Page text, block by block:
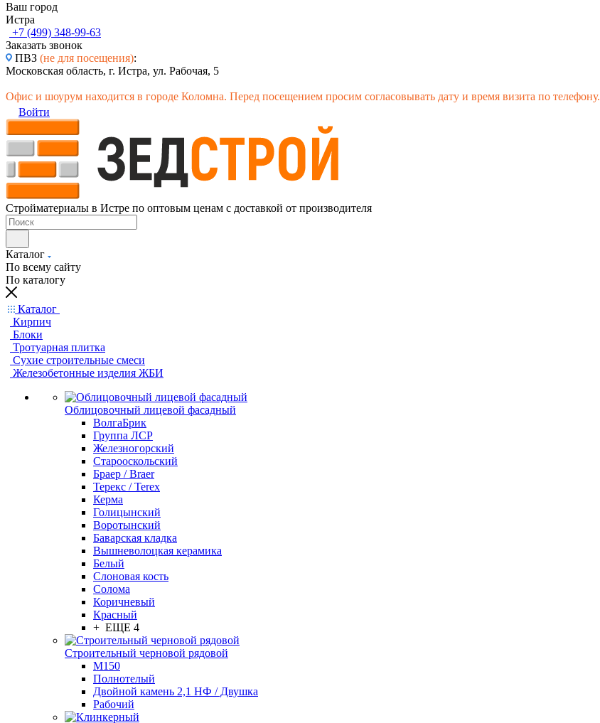
Ваш город
Истра
+7 (499) 348-99-63
Заказать звонок
ПВЗ (не для посещения):
Московская область, г. Истра, ул. Рабочая, 5
Офис и шоурум находится в городе Коломна. Перед посещением просим согласовывать дату и время визита по телефону.
Войти
Стройматериалы в Истре по оптовым ценам с доставкой от производителя
Каталог
По всему сайту
По каталогу
Каталог
Кирпич
Блоки
Тротуарная плитка
Сухие строительные смеси
Железобетонные изделия ЖБИ
Облицовочный лицевой фасадный
ВолгаБрик
Группа ЛСР
Железногорский
Старооскольский
Браер / Braer
Терекс / Terex
Керма
Голицынский
Воротынский
Баварская кладка
Вышневолоцкая керамика
Белый
Слоновая кость
Солома
Коричневый
Красный
+ ЕЩЕ 4
Строительный черновой рядовой
М150
Полнотелый
Двойной камень 2,1 НФ / Двушка
Рабочий